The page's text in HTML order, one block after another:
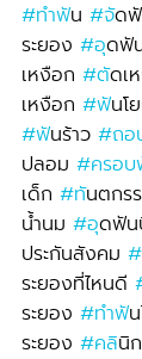
#ทำฟัน #จด
ระยอง #อดฟั
เหงือก #ตดเ
เหงือก #ฟนโ
#ฟันร้าว #ถอ
ปลอม #ครอ
เด็ก #ทนตกร
น้ำนม #อดฟัน
ประกันสังคม
ระยองที่ไหนดี
ระยอง #ทำฟ
ระยอง #คลนิ